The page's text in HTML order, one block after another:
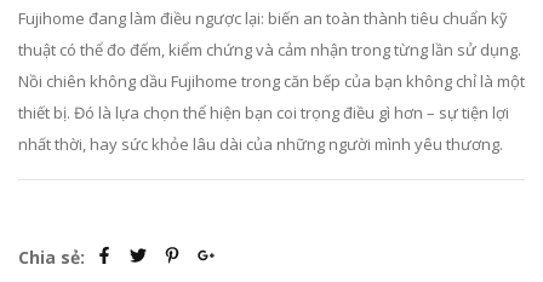
Fujihome đang làm điều ngược lại: biến an toàn thành tiêu chuẩn kỹ
thuật có thể đo đếm, kiểm chứng và cảm nhận trong từng lần sử dụng.
Nồi chiên không dầu Fujihome trong căn bếp của bạn không chỉ là một
thiết bị. Đó là lựa chọn thể hiện bạn coi trọng điều gì hơn – sự tiện lợi
nhất thời, hay sức khỏe lâu dài của những người mình yêu thương.
Chia sẻ: